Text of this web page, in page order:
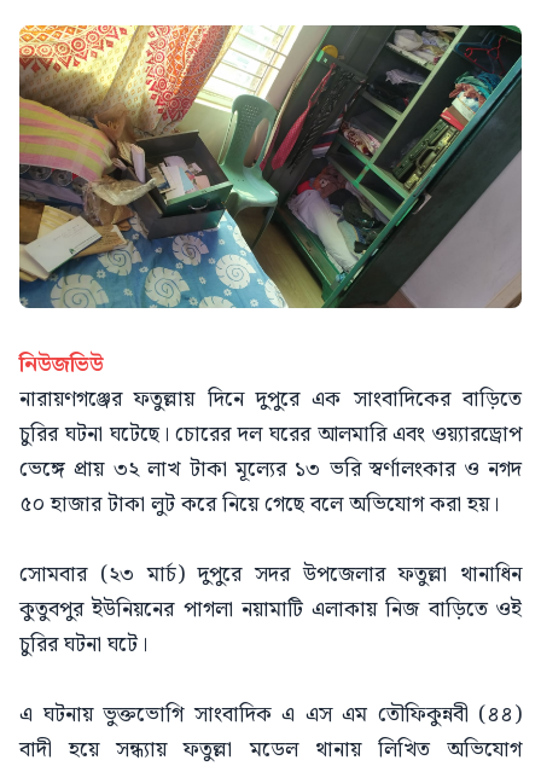
নিউজভিউ
নারায়ণগঞ্জের ফতুল্লায় দিনে দুপুরে এক সাংবাদিকের বাড়িতে
চুরির ঘটনা ঘটেছে। চোরের দল ঘরের আলমারি এবং ওয়্যারড্রোপ
ভেঙ্গে প্রায় ৩২ লাখ টাকা মূল্যের ১৩ ভরি স্বর্ণালংকার ও নগদ
৫০ হাজার টাকা লুট করে নিয়ে গেছে বলে অভিযোগ করা হয়।
সোমবার (২৩ মার্চ) দুপুরে সদর উপজেলার ফতুল্লা থানাধিন
কুতুবপুর ইউনিয়নের পাগলা নয়ামাটি এলাকায় নিজ বাড়িতে ওই
চুরির ঘটনা ঘটে।
এ ঘটনায় ভুক্তভোগি সাংবাদিক এ এস এম তৌফিকুন্নবী (৪৪)
বাদী হয়ে সন্ধ্যায় ফতুল্লা মডেল থানায় লিখিত অভিযোগ